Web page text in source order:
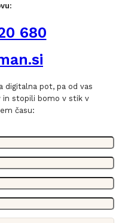
680
digitalna pot, pa od vas
in stopili bomo v stik v
času: